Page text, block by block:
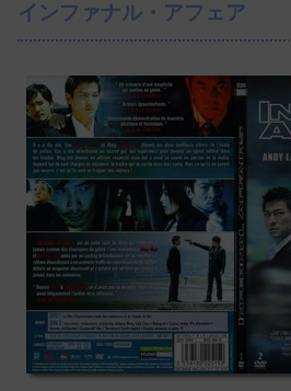
インファナル・アフェア